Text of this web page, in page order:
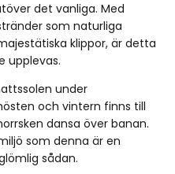
det vanliga. Med
som naturliga
klippor, är detta
upplevas.
under
och vintern finns till
dansa över banan.
som denna är en
sådan.